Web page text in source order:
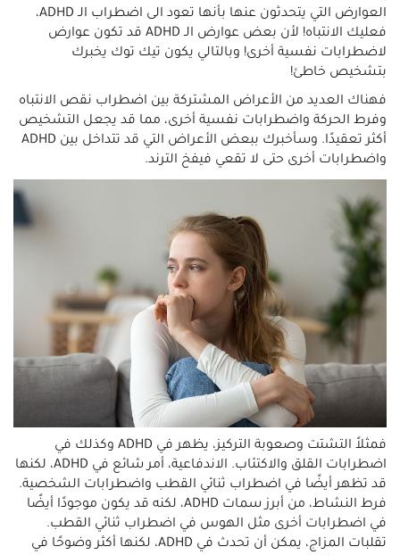
العوارض التي يتحدثون عنها بأنها تعود الى اضطراب الـ ADHD،
فعليك الانتباه! لأن بعض عوارض الـ ADHD قد تكون عوارض
لاضطرابات نفسية أخرى! وبالتالي يكون تيك توك يخبرك
بتشخيص خاطئ!
فهناك العديد من الأعراض المشتركة بين اضطراب نقص الانتباه
وفرط الحركة واضطرابات نفسية أخرى، مما قد يجعل التشخيص
أكثر تعقيدًا. وسأخبرك ببعض الأعراض التي قد تتداخل بين ADHD
واضطرابات أخرى حتى لا تقعي فيفخ الترند.
فمثلاً التشتت وصعوبة التركيز، يظهر في ADHD وكذلك في
اضطرابات القلق والاكتئاب. الاندفاعية، أمر شائع في ADHD، لكنها
قد تظهر أيضًا في اضطراب ثنائي القطب واضطرابات الشخصية.
فرط النشاط، من أبرز سمات ADHD، لكنه قد يكون موجودًا أيضًا
في اضطرابات أخرى مثل الهوس في اضطراب ثنائي القطب.
تقلبات المزاج، يمكن أن تحدث في ADHD، لكنها أكثر وضوحًا في